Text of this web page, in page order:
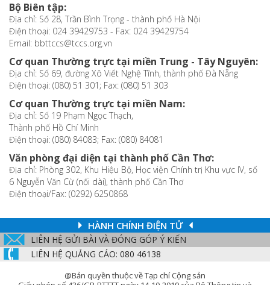
Bộ Biên tập:
Địa chỉ: Số 28, Trần Bình Trọng - thành phố Hà Nội
Điện thoại: 024 39429753 - Fax: 024 39429754
Email: bbttccs@tccs.org.vn
Cơ quan Thường trực tại miền Trung - Tây Nguyên:
Địa chỉ: Số 69, đường Xô Viết Nghệ Tĩnh, thành phố Đà Nẵng
Điện thoại: (080) 51 301; Fax: (080) 51 303
Cơ quan Thường trực tại miền Nam:
Địa chỉ: Số 19 Phạm Ngọc Thạch,
Thành phố Hồ Chí Minh
Điện thoại: (080) 84083; Fax: (080) 84081
Văn phòng đại diện tại thành phố Cần Thơ:
Địa chỉ: Phòng 302, Khu Hiệu Bộ, Học viện Chính trị Khu vực IV, số
6 Nguyễn Văn Cừ (nối dài), thành phố Cần Thơ
Điện thoại/Fax: (0292) 6250868
HÀNH CHÍNH ĐIỆN TỬ
LIÊN HỆ GỬI BÀI VÀ ĐÓNG GÓP Ý KIẾN
LIÊN HỆ QUẢNG CÁO: 080 46138
@Bản quyền thuộc về Tạp chí Cộng sản